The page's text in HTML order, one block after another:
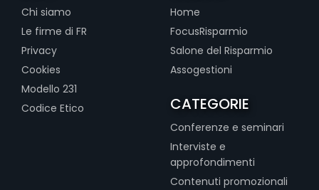
Chi siamo
Le firme di FR
Privacy
Cookies
Modello 231
Codice Etico
Home
FocusRisparmio
Salone del Risparmio
Assogestioni
CATEGORIE
Conferenze e seminari
Interviste e
approfondimenti
Contenuti promozionali